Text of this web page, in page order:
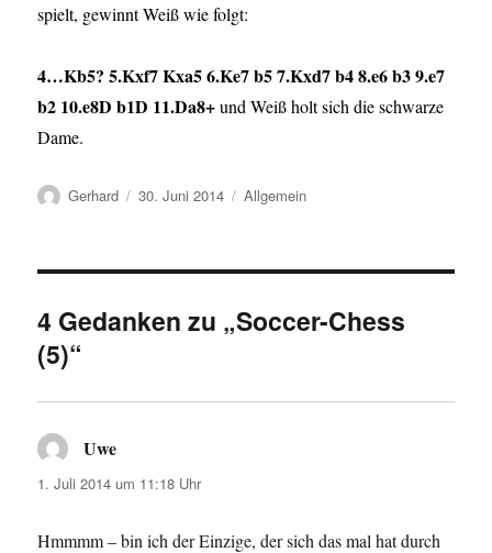
spielt, gewinnt Weiß wie folgt:
4…Kb5? 5.Kxf7 Kxa5 6.Ke7 b5 7.Kxd7 b4 8.e6 b3 9.e7
b2 10.e8D b1D 11.Da8+und Weiß holt sich die schwarze
Dame.
Autor
Gerhard
Veröffentlicht
30. Juni 2014 Kategorien
Allgemein
4 Gedanken zu „Soccer-Chess
(5)“
Uwe
1. Juli 2014 um 11:18 Uhr
Hmmmm – bin ich der Einzige, der sich das mal hat durch